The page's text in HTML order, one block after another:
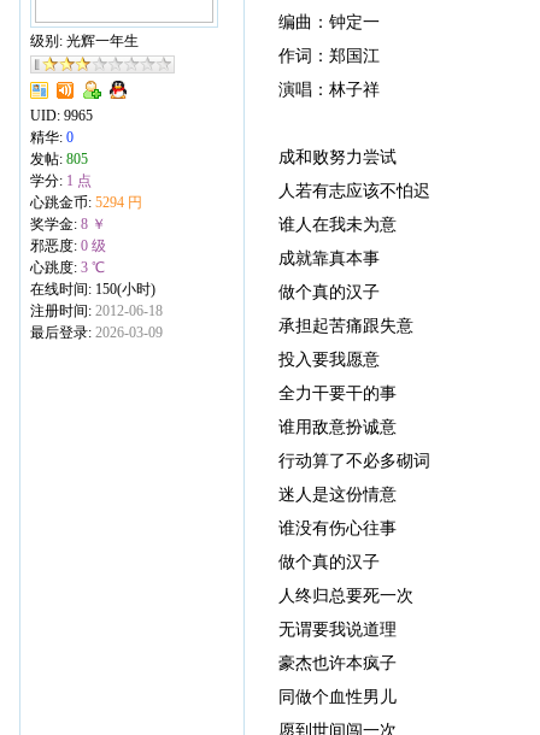
级别: 光辉一年生
UID: 9965
精华: 0
发帖: 805
学分: 1 点
心跳金币: 5294 円
奖学金: 8 ￥
邪恶度: 0 级
心跳度: 3 ℃
在线时间: 150(小时)
注册时间: 2012-06-18
最后登录: 2026-03-09
编曲：钟定一
作词：郑国江
演唱：林子祥
成和败努力尝试
人若有志应该不怕迟
谁人在我未为意
成就靠真本事
做个真的汉子
承担起苦痛跟失意
投入要我愿意
全力干要干的事
谁用敌意扮诚意
行动算了不必多砌词
迷人是这份情意
谁没有伤心往事
做个真的汉子
人终归总要死一次
无谓要我说道理
豪杰也许本疯子
同做个血性男儿
愿到世间闯一次